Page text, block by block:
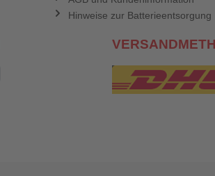
Hinweise zur Batterieentsorgung